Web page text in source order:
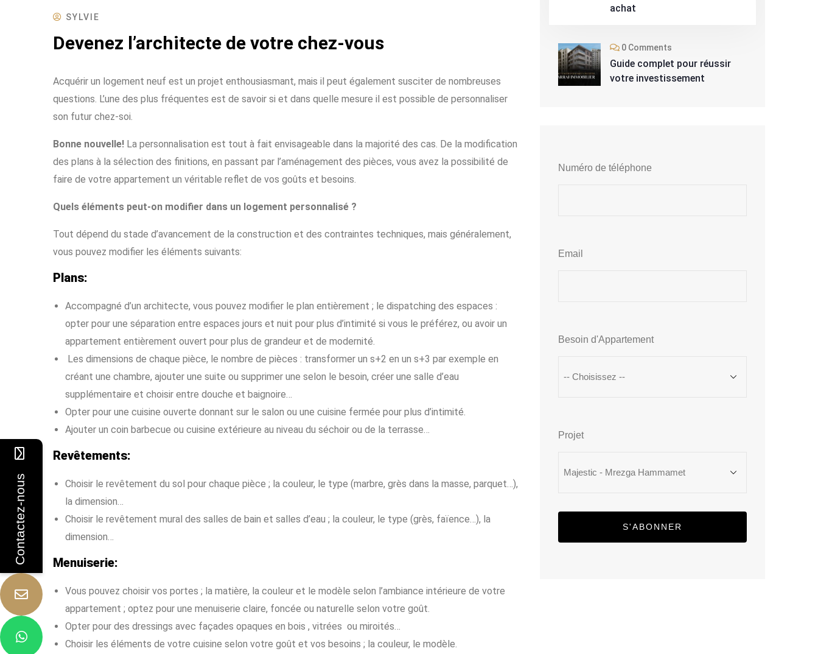
SYLVIE
Devenez l’architecte de votre chez-vous
Acquérir un logement neuf est un projet enthousiasmant, mais il peut également susciter de nombreuses
questions. L’une des plus fréquentes est de savoir si et dans quelle mesure il est possible de personnaliser
son futur chez-soi.
Bonne nouvelle! La personnalisation est tout à fait envisageable dans la majorité des cas. De la modification
des plans à la sélection des finitions, en passant par l’aménagement des pièces, vous avez la possibilité de
faire de votre appartement un véritable reflet de vos goûts et besoins.
Quels éléments peut-on modifier dans un logement personnalisé ?
Tout dépend du stade d’avancement de la construction et des contraintes techniques, mais généralement,
vous pouvez modifier les éléments suivants:
Plans:
Accompagné d’un architecte, vous pouvez modifier le plan entièrement ; le dispatching des espaces :
opter pour une séparation entre espaces jours et nuit pour plus d’intimité si vous le préférez, ou avoir un
appartement entièrement ouvert pour plus de grandeur et de modernité.
Les dimensions de chaque pièce, le nombre de pièces : transformer un s+2 en un s+3 par exemple en
créant une chambre, ajouter une suite ou supprimer une selon le besoin, créer une salle d’eau
supplémentaire et choisir entre douche et baignoire…
Opter pour une cuisine ouverte donnant sur le salon ou une cuisine fermée pour plus d’intimité.
Ajouter un coin barbecue ou cuisine extérieure au niveau du séchoir ou de la terrasse…
Revêtements:
Choisir le revêtement du sol pour chaque pièce ; la couleur, le type (marbre, grès dans la masse, parquet…),
la dimension…
Choisir le revêtement mural des salles de bain et salles d’eau ; la couleur, le type (grès, faïence…), la
dimension…
Menuiserie:
Vous pouvez choisir vos portes ; la matière, la couleur et le modèle selon l’ambiance intérieure de votre
appartement ; optez pour une menuiserie claire, foncée ou naturelle selon votre goût.
Opter pour des dressings avec façades opaques en bois , vitrées ou miroités…
Choisir les éléments de votre cuisine selon votre goût et vos besoins ; la couleur, le modèle.
achat
0 Comments
Guide complet pour réussir
votre investissement
Numéro de téléphone
Email
Besoin d'Appartement
Projet
Contactez-nous